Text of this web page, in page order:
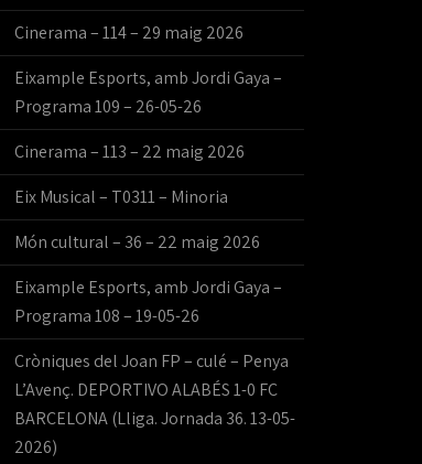
Cinerama – 114 – 29 maig 2026
Eixample Esports, amb Jordi Gaya –
Programa 109 – 26-05-26
Cinerama – 113 – 22 maig 2026
Eix Musical – T0311 – Minoria
Món cultural – 36 – 22 maig 2026
Eixample Esports, amb Jordi Gaya –
Programa 108 – 19-05-26
Cròniques del Joan FP – culé – Penya
L’Avenç. DEPORTIVO ALABÉS 1-0 FC
BARCELONA (Lliga. Jornada 36. 13-05-
2026)